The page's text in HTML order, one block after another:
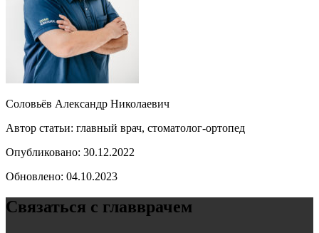
Соловьёв Александр Николаевич
Автор статьи: главный врач, стоматолог-ортопед
Опубликовано: 30.12.2022
Обновлено: 04.10.2023
Связаться с главврачем